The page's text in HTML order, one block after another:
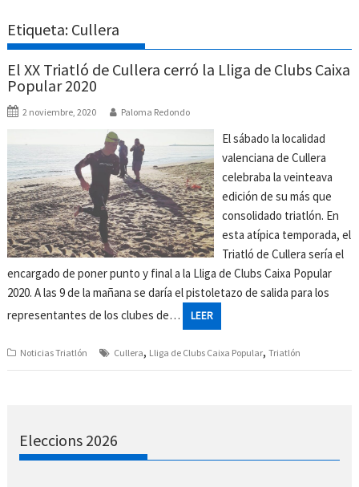
Etiqueta: Cullera
El XX Triatló de Cullera cerró la Lliga de Clubs Caixa
Popular 2020
2 noviembre, 2020 Paloma Redondo
El sábado la localidad
valenciana de Cullera
celebraba la veinteava
edición de su más que
consolidado triatlón. En
esta atípica temporada, el
Triatló de Cullera sería el
encargado de poner punto y final a la Lliga de Clubs Caixa Popular
2020. A las 9 de la mañana se daría el pistoletazo de salida para los
representantes de los clubes de…
LEER
Noticias Triatlón Cullera, Lliga de Clubs Caixa Popular,Triatlón
Eleccions 2026